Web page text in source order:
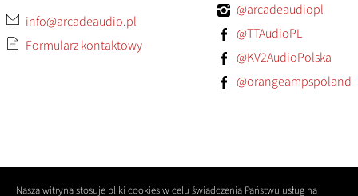
info@arcadeaudio.pl
Formularz kontaktowy
@arcadeaudiopl
@TTAudioPL
@KV2AudioPolska
@orangeampspoland
Nasza witryna stosuje pliki cookies w celu świadczenia Państwu usług na